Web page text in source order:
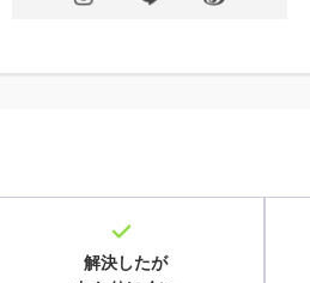
解決したが